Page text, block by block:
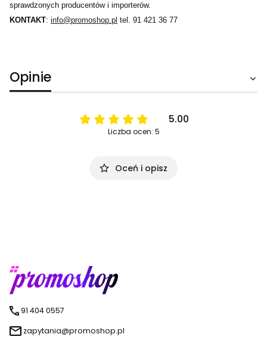
sprawdzonych producentów i importerów.
KONTAKT: info@promoshop.pl tel. 91 421 36 77
Opinie
5.00
Liczba ocen: 5
Oceń i opisz
91 404 0557
zapytania@promoshop.pl